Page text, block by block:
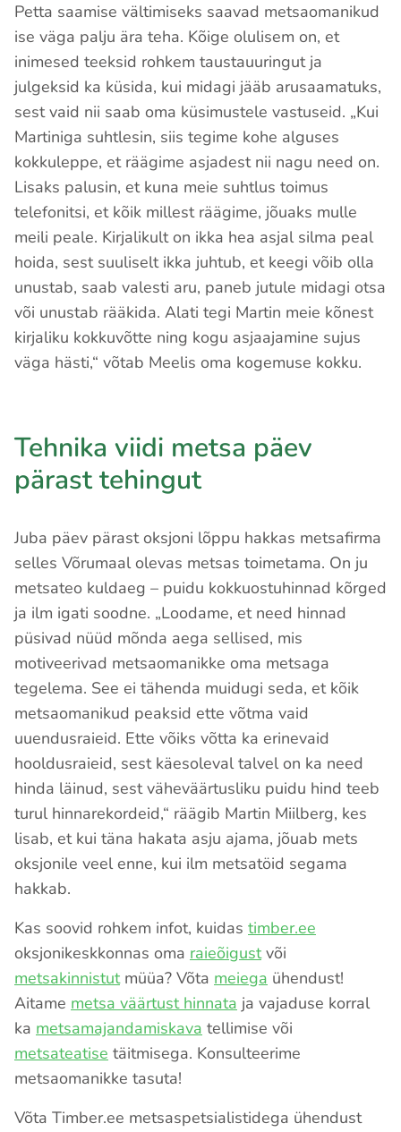
Petta saamise vältimiseks saavad metsaomanikud
ise väga palju ära teha. Kõige olulisem on, et
inimesed teeksid rohkem taustauuringut ja
julgeksid ka küsida, kui midagi jääb arusaamatuks,
sest vaid nii saab oma küsimustele vastuseid. „Kui
Martiniga suhtlesin, siis tegime kohe alguses
kokkuleppe, et räägime asjadest nii nagu need on.
Lisaks palusin, et kuna meie suhtlus toimus
telefonitsi, et kõik millest räägime, jõuaks mulle
meili peale. Kirjalikult on ikka hea asjal silma peal
hoida, sest suuliselt ikka juhtub, et keegi võib olla
unustab, saab valesti aru, paneb jutule midagi otsa
või unustab rääkida. Alati tegi Martin meie kõnest
kirjaliku kokkuvõtte ning kogu asjaajamine sujus
väga hästi,“ võtab Meelis oma kogemuse kokku.
Tehnika viidi metsa päev
pärast tehingut
Juba päev pärast oksjoni lõppu hakkas metsafirma
selles Võrumaal olevas metsas toimetama. On ju
metsateo kuldaeg – puidu kokkuostuhinnad kõrged
ja ilm igati soodne. „Loodame, et need hinnad
püsivad nüüd mõnda aega sellised, mis
motiveerivad metsaomanikke oma metsaga
tegelema. See ei tähenda muidugi seda, et kõik
metsaomanikud peaksid ette võtma vaid
uuendusraieid. Ette võiks võtta ka erinevaid
hooldusraieid, sest käesoleval talvel on ka need
hinda läinud, sest väheväärtusliku puidu hind teeb
turul hinnarekordeid,“ räägib Martin Miilberg, kes
lisab, et kui täna hakata asju ajama, jõuab mets
oksjonile veel enne, kui ilm metsatöid segama
hakkab.
Kas soovid rohkem infot, kuidas timber.ee
oksjonikeskkonnas oma raieõigustvõi
metsakinnistutmüüa? Võta meiega ühendust!
Aitame metsa väärtust hinnata ja vajaduse korral
ka metsamajandamiskava tellimise või
metsateatise täitmisega. Konsulteerime
metsaomanikke tasuta!
Võta Timber.ee metsaspetsialistidega ühendust